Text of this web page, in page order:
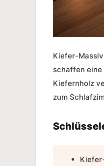
Kiefer-
schaffen eine
Kiefernholz
zum